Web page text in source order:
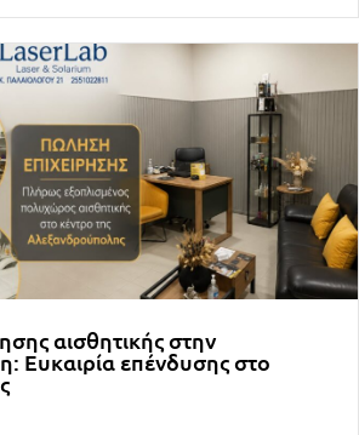
αισθητικής στην
Ευκαιρία επένδυσης στο